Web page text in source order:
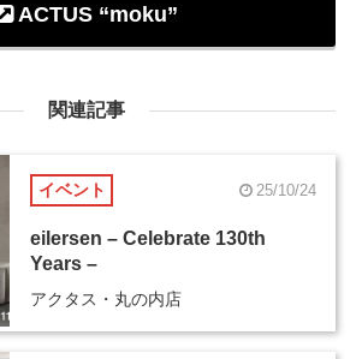
ACTUS “moku”
関連記事
イベント 25/10/24
eilersen – Celebrate 130th
Years –
アクタス・丸の内店